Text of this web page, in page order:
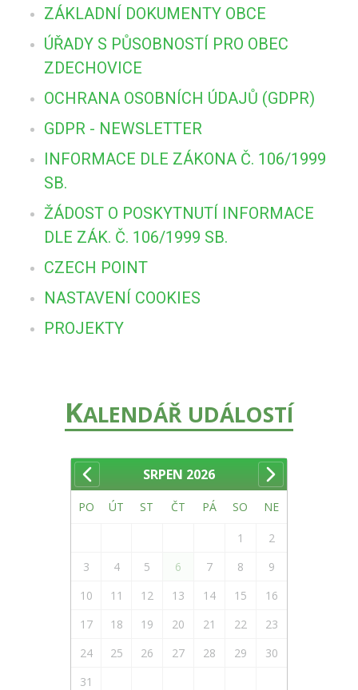
ZÁKLADNÍ DOKUMENTY OBCE
ÚŘADY S PŮSOBNOSTÍ PRO OBEC
ZDECHOVICE
OCHRANA OSOBNÍCH ÚDAJŮ (GDPR)
GDPR - NEWSLETTER
INFORMACE DLE ZÁKONA Č. 106/1999
SB.
ŽÁDOST O POSKYTNUTÍ INFORMACE
DLE ZÁK. Č. 106/1999 SB.
CZECH POINT
NASTAVENÍ COOKIES
PROJEKTY
KALENDÁŘ UDÁLOSTÍ
SRPEN 2026
PO ÚT ST ČT PÁ SO NE
1
2
3
4 5 6 7 8
9
10
11 12 13 14 15
16
17
18 19 20 21 22
23
24
25 26 27 28 29
30
31